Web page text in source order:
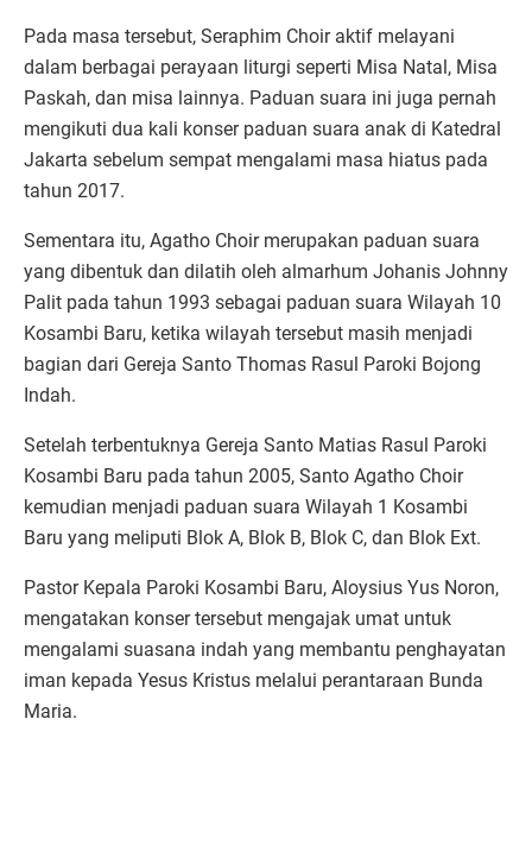
Pada masa tersebut, Seraphim Choir aktif melayani
dalam berbagai perayaan liturgi seperti Misa Natal, Misa
Paskah, dan misa lainnya. Paduan suara ini juga pernah
mengikuti dua kali konser paduan suara anak di Katedral
Jakarta sebelum sempat mengalami masa hiatus pada
tahun 2017.
Sementara itu, Agatho Choir merupakan paduan suara
yang dibentuk dan dilatih oleh almarhum Johanis Johnny
Palit pada tahun 1993 sebagai paduan suara Wilayah 10
Kosambi Baru, ketika wilayah tersebut masih menjadi
bagian dari Gereja Santo Thomas Rasul Paroki Bojong
Indah.
Setelah terbentuknya Gereja Santo Matias Rasul Paroki
Kosambi Baru pada tahun 2005, Santo Agatho Choir
kemudian menjadi paduan suara Wilayah 1 Kosambi
Baru yang meliputi Blok A, Blok B, Blok C, dan Blok Ext.
Pastor Kepala Paroki Kosambi Baru, Aloysius Yus Noron,
mengatakan konser tersebut mengajak umat untuk
mengalami suasana indah yang membantu penghayatan
iman kepada Yesus Kristus melalui perantaraan Bunda
Maria.